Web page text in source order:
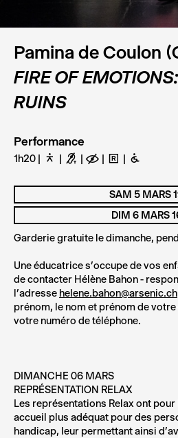
Pamina de Coulon
FIRE OF
RUINS
Performance
1h20 D G E H B
SAM 5 MARS
DIM 6 MARS
Garderie gratuite le dimanche,
Une éducatrice s’occupe de vos
de contacter Hélène Bahon -
l’adresse helene.bahon@arsenic.ch
prénom, le nom et prénom de
votre numéro de téléphone.
DIMANCHE 06 MARS
REPRÉSENTATION RELAX
Les représentations Relax ont
accueil plus adéquat pour des
handicap, leur permettant ainsi